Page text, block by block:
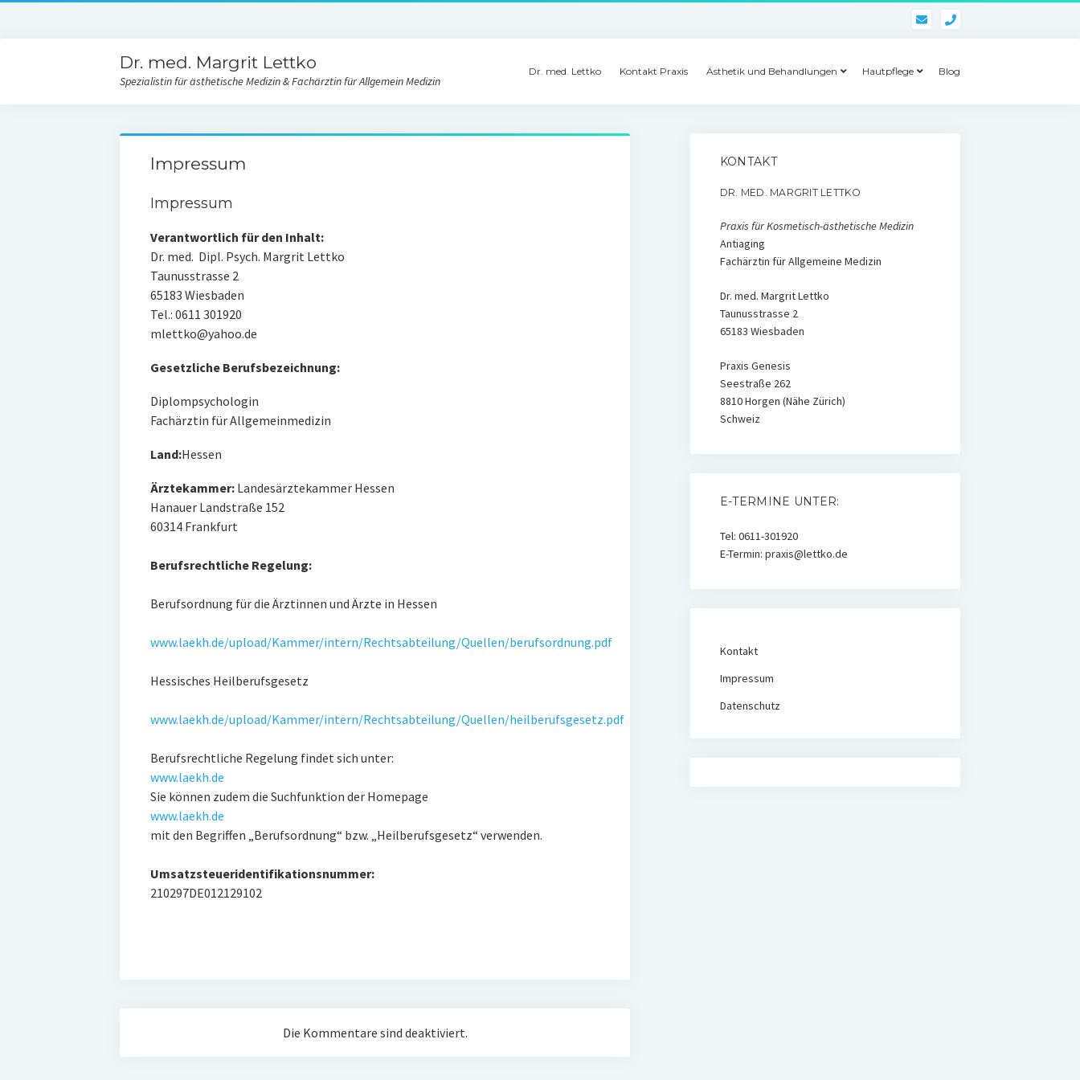
phone
Dr. med. Margrit Lettko
Spezialistin für ästhetische Medizin & Fachärztin für Allgemein Medizin
Dr. med. Lettko Kontakt Praxis Ästhetik und Behandlungen Hautpflege Blog
Impressum
Impressum
Verantwortlich für den Inhalt:
Dr. med. Dipl. Psych. Margrit Lettko
Taunusstrasse 2
65183 Wiesbaden
Tel.: 0611 301920
mlettko@yahoo.de
Gesetzliche Berufsbezeichnung:
Diplompsychologin
Fachärztin für Allgemeinmedizin
Land:Hessen
Ärztekammer: Landesärztekammer Hessen
Hanauer Landstraße 152
60314 Frankfurt
Berufsrechtliche Regelung:
Berufsordnung für die Ärztinnen und Ärzte in Hessen
www.laekh.de/upload/Kammer/intern/Rechtsabteilung/Quellen/berufsordnung.pdf
Hessisches Heilberufsgesetz
www.laekh.de/upload/Kammer/intern/Rechtsabteilung/Quellen/heilberufsgesetz.pdf
Berufsrechtliche Regelung findet sich unter:
www.laekh.de
Sie können zudem die Suchfunktion der Homepage
www.laekh.de
mit den Begriffen „Berufsordnung“ bzw. „Heilberufsgesetz“ verwenden.
Umsatzsteueridentifikationsnummer:
210297DE012129102
Die Kommentare sind deaktiviert.
KONTAKT
DR. MED. MARGRIT LETTKO
Praxis für Kosmetisch-ästhetische Medizin
Antiaging
Fachärztin für Allgemeine Medizin
Dr. med. Margrit Lettko
Taunusstrasse 2
65183 Wiesbaden
Praxis Genesis
Seestraße 262
8810 Horgen (Nähe Zürich)
Schweiz
E-TERMINE UNTER:
Tel: 0611-301920
E-Termin: praxis@lettko.de
Kontakt
Impressum
Datenschutz